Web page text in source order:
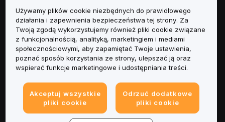
Informacje
Usługi
Obsługa Klienta
Informacje prawne
Używamy plików cookie niezbędnych do prawidłowego
działania i zapewnienia bezpieczeństwa tej strony. Za
Twoją zgodą wykorzystujemy również pliki cookie związane
z funkcjonalnością, analityką, marketingiem i mediami
społecznościowymi, aby zapamiętać Twoje ustawienia,
poznać sposób korzystania ze strony, ulepszać ją oraz
wspierać funkcje marketingowe i udostępniania treści.
Akceptuj wszystkie
pliki cookie
Odrzuć dodatkowe
pliki cookie